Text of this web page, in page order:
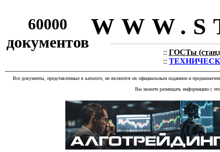
60000
документов
:: ГОСТы
::
Все документы, представленные в каталоге, не являются их официальным изданием и
Вы можете размещать информацию с